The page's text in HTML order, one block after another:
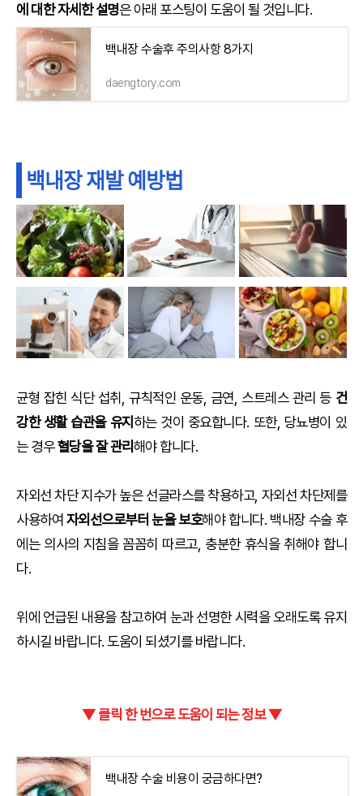
에 대한 자세한 설명은 아래 포스팅이 도움이 될 것입니다.
백내장 수술후 주의사항 8가지
daengtory.com
백내장 재발 예방법
균형 잡힌 식단 섭취, 규칙적인 운동, 금연, 스트레스 관리 등 건
강한 생활 습관을 유지 하는 것이 중요합니다. 또한, 당뇨병이 있
는 경우혈당을 잘 관리해야 합니다.
자외선 차단 지수가 높은 선글라스를 착용하고, 자외선 차단제를
사용하여 자외선으로부터 눈을 보호해야 합니다. 백내장 수술 후
에는 의사의 지침을 꼼꼼히 따르고, 충분한 휴식을 취해야 합니
다.
위에 언급된 내용을 참고하여 눈과 선명한 시력을 오래도록 유지
하시길 바랍니다. 도움이 되셨기를 바랍니다.
▼ 클릭 한 번으로 도움이 되는 정보 ▼
백내장 수술 비용이 궁금하다면?